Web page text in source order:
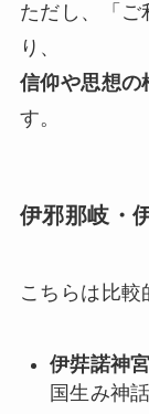
ただし、「ご
り、
信仰や思想の
す。
伊邪那岐・
こちらは比較
伊弉諾神
国生み神